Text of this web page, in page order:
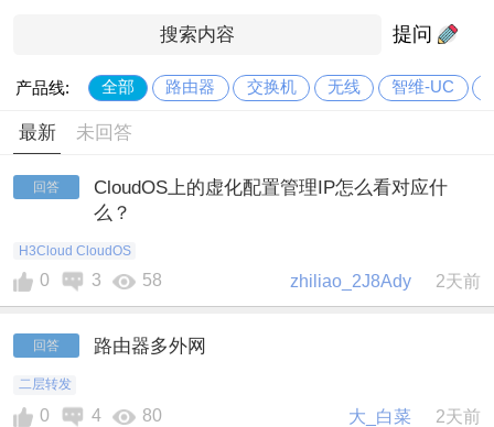
提问
产品线: 全部 路由器 交换机 无线 智维-UC
最新 未回答
回答
CloudOS上的虚化配置管理IP怎么看对应什
么？
H3Cloud CloudOS
0 3 58 zhiliao_2J8Ady 2天前
回答 路由器多外网
二层转发
0 4 80 大_白菜 2天前